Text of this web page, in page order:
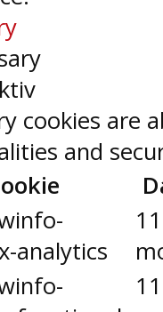
cookies are
and
analytics
11
11